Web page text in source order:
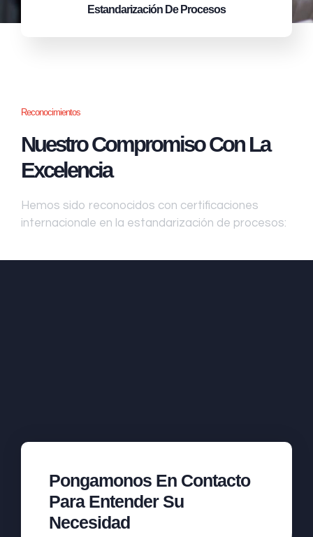
Estandarización De Procesos
Reconocimientos
Nuestro Compromiso Con La
Excelencia
Hemos sido reconocidos con certificaciones
internacionale en la estandarización de procesos:
Pongamonos En Contacto
Para Entender Su
Necesidad